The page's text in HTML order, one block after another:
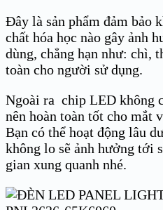
Đây là sản phẩm đảm bảo
chất hóa học nào gây ảnh
dùng, chẳng hạn như: chì,
toàn cho người sử dụng.
Ngoài ra chip LED không
nên hoàn toàn tốt cho mắt
Bạn có thể hoạt động lâu
không lo sẽ ảnh hưởng tới
gian xung quanh nhé.